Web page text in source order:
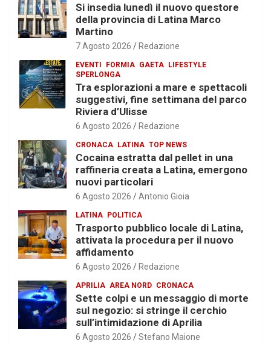
Si insedia lunedì il nuovo questore
della provincia di Latina Marco
Martino
7 Agosto 2026 Redazione
EVENTI FORMIA GAETA LIFESTYLE
SPERLONGA
Tra esplorazioni a mare e spettacoli
suggestivi, fine settimana del parco
Riviera d’Ulisse
6 Agosto 2026 Redazione
CRONACA LATINA TOP NEWS
Cocaina estratta dal pellet in una
raffineria creata a Latina, emergono
nuovi particolari
6 Agosto 2026 Antonio Gioia
LATINA POLITICA
Trasporto pubblico locale di Latina,
attivata la procedura per il nuovo
affidamento
6 Agosto 2026 Redazione
APRILIA AREA NORD CRONACA
Sette colpi e un messaggio di morte
sul negozio: si stringe il cerchio
sull’intimidazione di Aprilia
6 Agosto 2026 Stefano Maione